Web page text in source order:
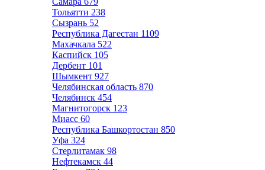
Тольятти 238
Сызрань 52
Республика Дагестан 1109
Махачкала 522
Каспийск 105
Дербент 101
Шымкент 927
Челябинская область 870
Челябинск 454
Магнитогорск 123
Миасс 60
Республика Башкортостан 850
Уфа 324
Стерлитамак 98
Нефтекамск 44